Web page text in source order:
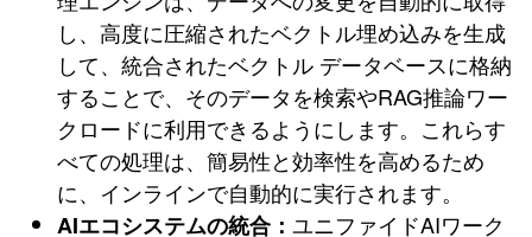
し、高度に圧縮されたベクトル埋め込みを生成
して、統合されたベクトル データベースに格納
することで、そのデータを検索やRAG推論ワー
クロードに利用できるようにします。これらす
べての処理は、簡易性と効率性を高めるため
に、インラインで自動的に実行されます。
AIエコシステムの統合： ユニファイドAIワーク